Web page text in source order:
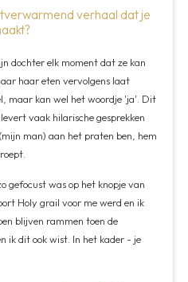
verhaal dat je
dochter elk moment dat ze kan
haar eten vervolgens laat
maar kan wel het woordje 'ja'. Dit
vaak hilarische gesprekken
man) aan het praten ben, hem
gefocust was op het knopje van
Holy grail voor me werd en ik
blijven rammen toen de
ik dit ook wist. In het kader - je